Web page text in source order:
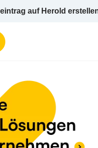
auf Herold
Kleintransport
Inh.